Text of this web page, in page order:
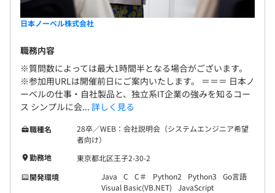
SEが所属する部署は3つの本部とその下5つの事業部で構
事業部それぞれに10名～20人程が所属しています。
・グローバルビジネス本部
┗検証インテグレーション事業部
先進無線技術事業部
・システム開発本部
┗SIソリューション事業部
日本ノーベル株式会社
職務内容
※質問数によっては最大1時間半となる場合がございます。
※参加用URLは開催前日にご案内いたします。 ＝＝＝ 日本ノ
ーベルの仕事・自社製品と、独立系IT企業の強みを知るコー
ス シンプルに会... 詳しく見る
職種名
28卒／WEB：会社説明会（システムエンジニア希望
者向け）
勤務地
東京都北区王子2-30-2
開発環境
Java C C＃ Python2 Python3
Go言語
Visual Basic(VB.NET)
JavaScript